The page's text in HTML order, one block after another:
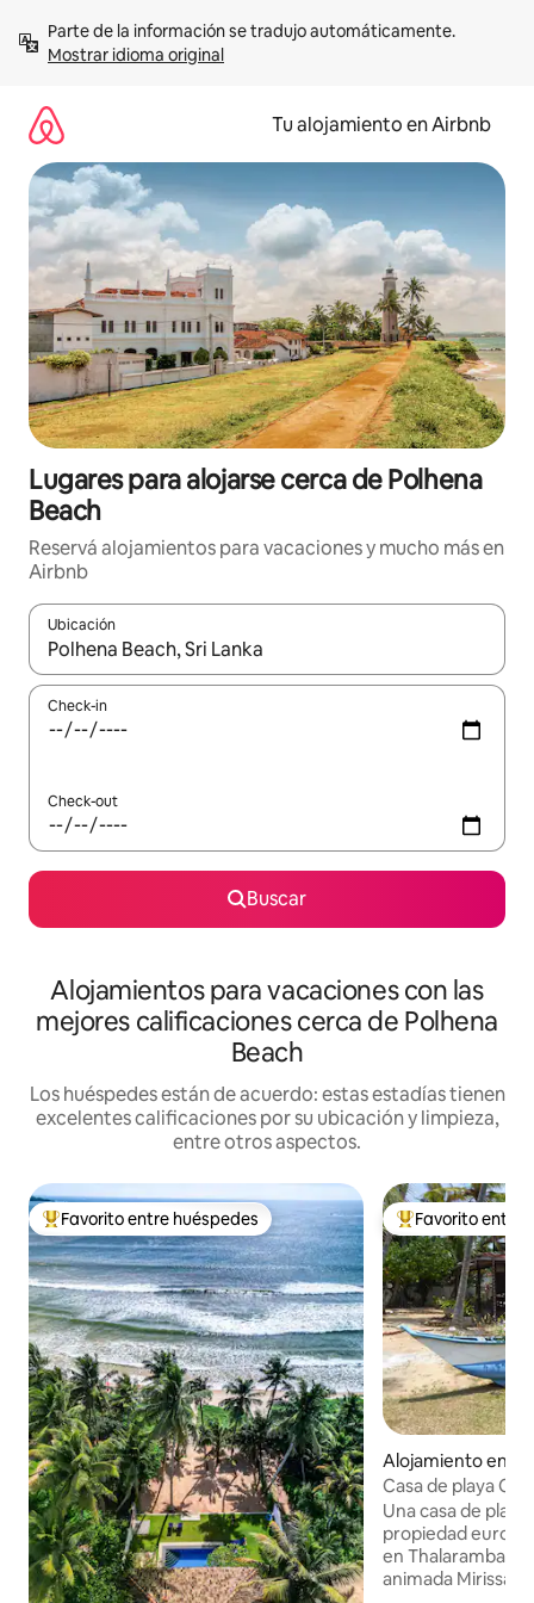
contenidoMostrar idioma original
Tu alojamiento en Airbnb
Lugares para alojarse cerca de Polhena
Beach
Reservá alojamientos para vacaciones y mucho más en
Airbnb
Ubicación
Cuando los resultados estén disponibles, navegá con las
Check-in
Check-out
Buscar
Alojamientos para vacaciones con las
mejores calificaciones cerca de Polhena
Beach
Los huéspedes están de acuerdo: estas estadías tienen
excelentes calificaciones por su ubicación y limpieza,
entre otros aspectos.
Favorito entre los huéspedes más destacados
Favorito entre huéspedes Favorito entre
Favorito entre
Alojamiento en
Casa de playa
exclusivo con
Una casa de
propiedad
en Thalaramba, a
animada Mirissa